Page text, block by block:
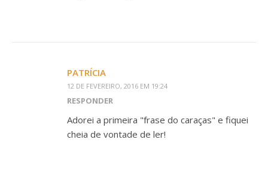
PATRÍCIA
12 DE FEVEREIRO, 2016 EM 19:24
RESPONDER
Adorei a primeira "frase do caraças" e fiquei
cheia de vontade de ler!